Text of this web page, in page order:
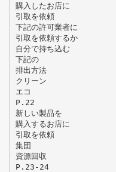
購入したお店に
引取を依頼
下記の許可業者に
引取を依頼するか
自分で持ち込む
下記の
排出方法
クリーン
エコ
P.22
新しい製品を
購入するお店に
引取を依頼
集団
資源回収
P.23-24